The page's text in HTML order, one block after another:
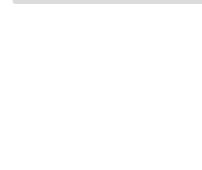
Illerstraße 15